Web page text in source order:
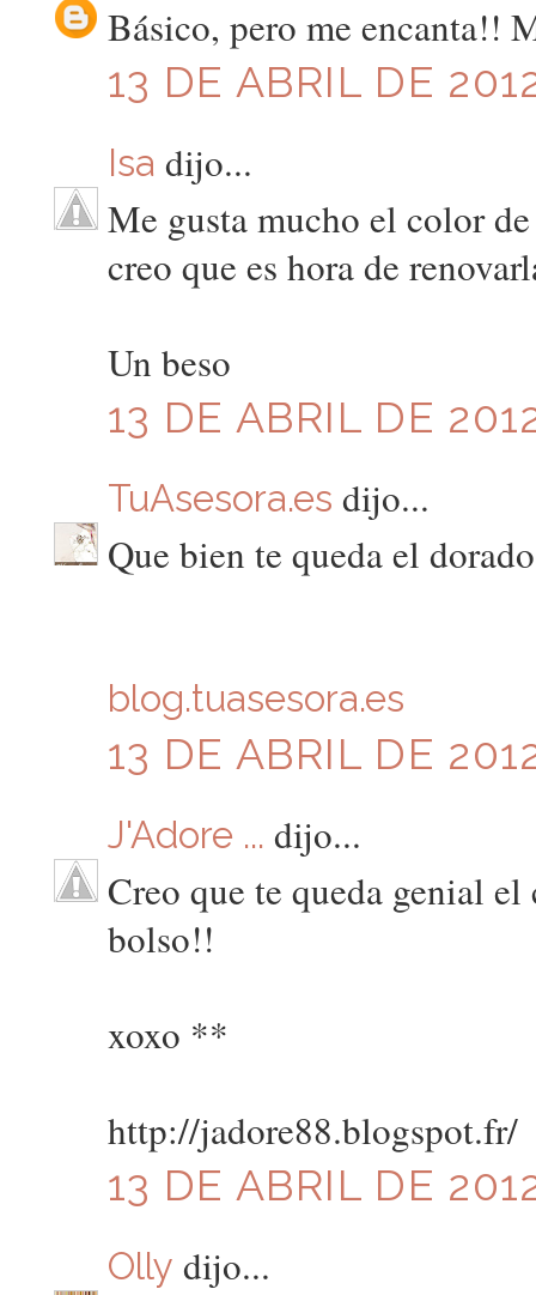
Básico, pero me encanta!!
13 DE ABRIL DE
Isa dijo...
Me gusta mucho el color
creo que es hora de
Un beso
13 DE ABRIL DE
TuAsesora.es dijo...
Que bien te queda el
blog.tuasesora.es
13 DE ABRIL DE
J'Adore ... dijo...
Creo que te queda genial
bolso!!
xoxo **
http://jadore88.blogspot.fr/
13 DE ABRIL DE
Olly dijo...